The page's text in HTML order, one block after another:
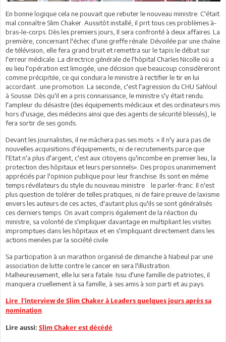
En bonne logique cela ne pouvait que rebuter le nouveau ministre. C'était
mal connaître Slim Chaker. Aussitôt installé, il prit tous ces problèmes à-
bras-le-corps. Dès les premiers jours, Il sera confronté à deux affaires. La
première, concernant l'échec d'une greffe rénale. Dévoilée par une chaîne
de télévision, elle fera grand bruit et remettra sur le tapis le débat sur
l'erreur médicale. La directrice générale de l'hôpital Charles Nicolle où a
eu lieu l'opération est limogée, une décision que beaucoup considèreront
comme précipitée, ce qui conduira le ministre à rectifier le tir en lui
accordant...une promotion. La seconde, c'est l'agression du CHU Sahloul
à Sousse. Dès qu'il en a pris connaissance, le ministre s'y était rendu.
l'ampleur du désastre (des équipements médicaux et des ordinateurs mis
hors d'usage, des médecins ainsi que des agents de sécurité blessés), le
fera sortir de ses gonds.
Devant les journalistes, il ne mâchera pas ses mots :« Il n'y aura pas de
nouvelles acquisitions d'équipements, ni de recrutements parce que
l'Etat n'a plus d'argent, c'est aux citoyens qu'incombe en premier lieu, la
protection des hôpitaux et leurs personnels». Des propos unanimement
appréciés par l'opinion publique pour leur franchise. Ils sont en même
temps révélateurs du style du nouveau ministre : le parler-franc. Il n'est
plus question de tolérer de telles pratiques, ni de faire preuve de laxisme
envers les auteurs de ces actes, d'autant plus qu'ils se sont généralisés
ces derniers temps. On avait compris également de la réaction du
ministre, sa volonté de s'impliquer davantage en multipliant les visites
impromptues dans les hôpitaux et en s'impliquant directement dans les
actions menées par la société civile.
Sa participation à un marathon organisé de dimanche à Nabeul par une
association de lutte contre le cancer en sera l'illustration.
Malheureusement, elle lui sera fatale. Issu d'une famille de patriotes, il
manquera cruellement à sa famille, à ses amis à son parti et au pays.
Lire l'interview de Slim Chaker à Leaders quelques jours après sa
nomination
Lire aussi: Slim Chaker est décédé